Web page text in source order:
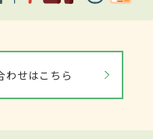
わせはこちら